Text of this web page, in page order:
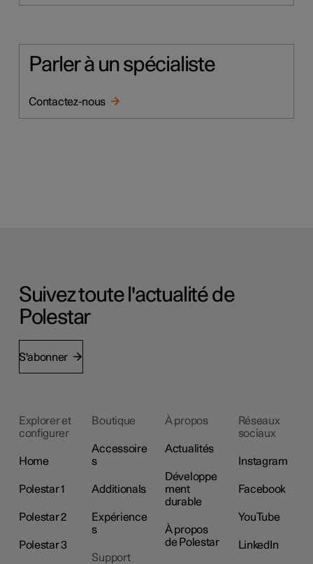
Parler à un spécialiste
Contactez-nous
Suivez toute l'actualité de
Polestar
S'abonner
Explorer et
configurer
Home
Polestar 1
Polestar 2
Polestar 3
Boutique
Accessoire
s
Additionals
Expérience
s
Support
À propos
Actualités
Développe
ment
durable
À propos
de Polestar
Réseaux
sociaux
Instagram
Facebook
YouTube
LinkedIn